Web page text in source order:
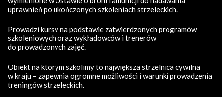
uprawnień po ukończonych szkoleniach strzeleckich.
Prowadzi kursy na podstawie zatwierdzonych programów
szkoleniowych oraz wykładowców i trenerów
do prowadzonych zajęć.
Obiekt na którym szkolimy to największa strzelnica cywilna
w kraju – zapewnia ogromne możliwości i warunki prowadzenia
treningów strzeleckich.